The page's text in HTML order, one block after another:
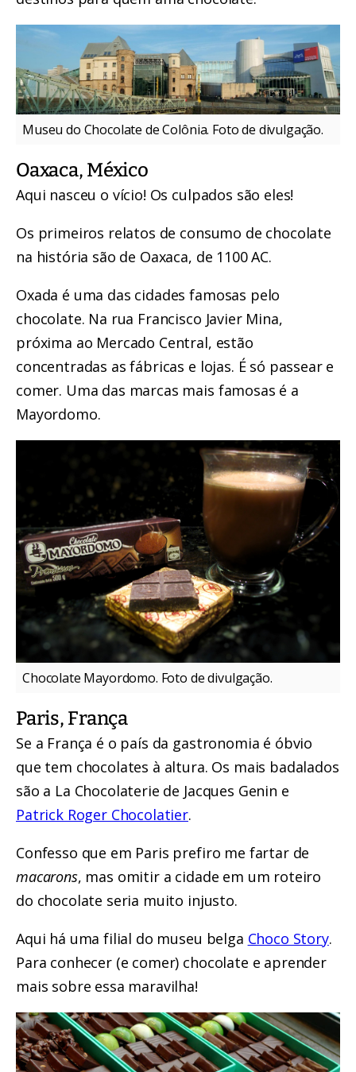
Museu do Chocolate de Colônia. Foto de divulgação.
Oaxaca, México
Aqui nasceu o vício! Os culpados são eles!
Os primeiros relatos de consumo de chocolate
na história são de Oaxaca, de 1100 AC.
Oxada é uma das cidades famosas pelo
chocolate. Na rua Francisco Javier Mina,
próxima ao Mercado Central, estão
concentradas as fábricas e lojas. É só passear e
comer. Uma das marcas mais famosas é a
Mayordomo.
Chocolate Mayordomo. Foto de divulgação.
Paris, França
Se a França é o país da gastronomia é óbvio
que tem chocolates à altura. Os mais badalados
são a La Chocolaterie de Jacques Genin e
Patrick Roger Chocolatier.
Confesso que em Paris prefiro me fartar de
macarons, mas omitir a cidade em um roteiro
do chocolate seria muito injusto.
Aqui há uma filial do museu belga Choco Story.
Para conhecer (e comer) chocolate e aprender
mais sobre essa maravilha!